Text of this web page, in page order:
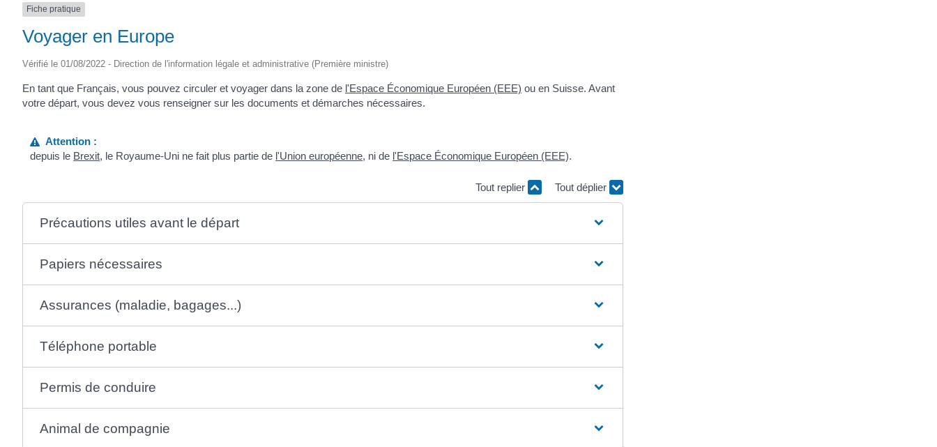
Fiche pratique
Voyager en Europe
Vérifié le 01/08/2022 - Direction de l'information légale et administrative (Première ministre)
En tant que Français, vous pouvez circuler et voyager dans la zone de l'Espace Économique Européen (EEE) ou en Suisse. Avant
votre départ, vous devez vous renseigner sur les documents et démarches nécessaires.
Attention :
depuis le Brexit, le Royaume-Uni ne fait plus partie de l'Union européenne, ni de l'Espace Économique Européen (EEE).
Tout replier Tout déplier
Précautions utiles avant le départ
Papiers nécessaires
Assurances (maladie, bagages...)
Téléphone portable
Permis de conduire
Animal de compagnie